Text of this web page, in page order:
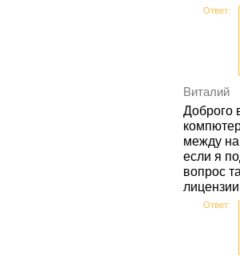
Ответ:
Виталий
Доброго
между
если я
вопрос
Ответ: